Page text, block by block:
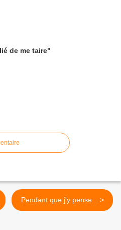
de me taire"
Pendant que j'y pense... >